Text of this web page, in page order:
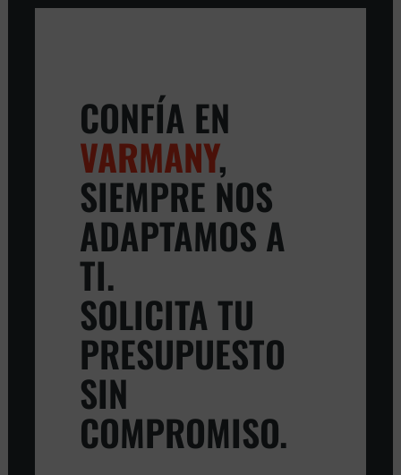
CONFÍA EN
VARMANY,
SIEMPRE NOS
ADAPTAMOS A
TI.
SOLICITA TU
PRESUPUESTO
SIN
COMPROMISO.